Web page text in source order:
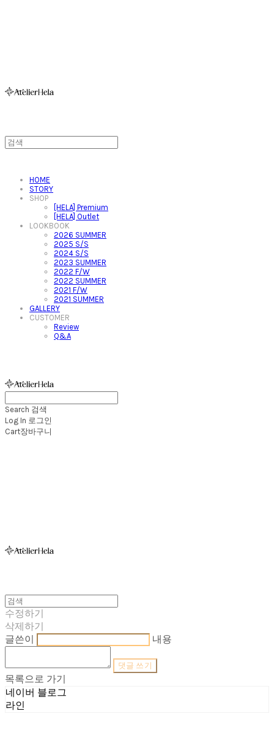
HOME
STORY
SHOP
[HELA] Premium
[HELA] Outlet
LOOKBOOK
2026 SUMMER
2025 S/S
2024 S/S
2023 SUMMER
2022 F/W
2022 SUMMER
2021 F/W
2021 SUMMER
GALLERY
CUSTOMER
Review
Q&A
Search 검색
Log In 로그인
Cart장바구니
수정하기
삭제하기
글쓴이
내용
댓글 쓰기
목록으로 가기
네이버 블로그
라인